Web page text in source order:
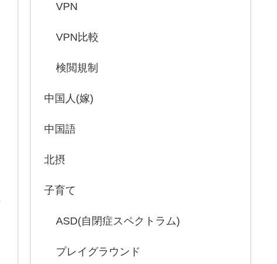
VPN
VPN比較
検閲規制
中国人(嫁)
中国語
北摂
子育て
ASD(自閉症スペクトラム)
プレイグラウンド